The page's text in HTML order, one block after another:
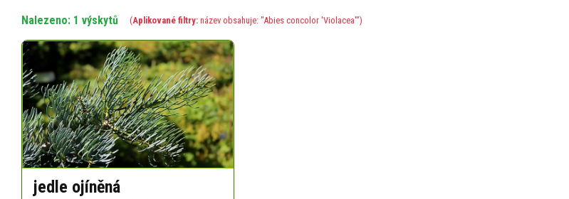
Nalezeno: 1 výskytů (Aplikované filtry: název obsahuje: "Abies concolor 'Violacea'")
jedle ojíněná